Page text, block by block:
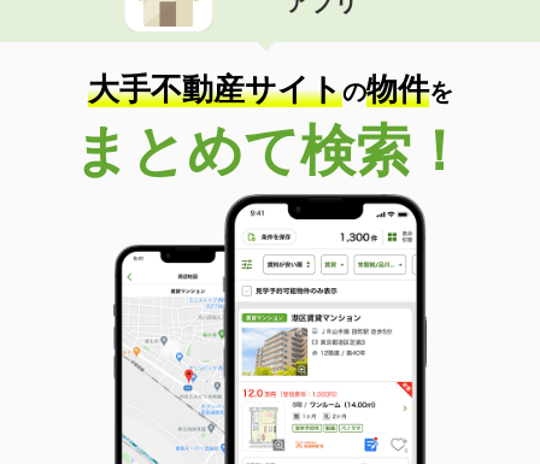
大手不動産サイトの物件を
まとめて検索！